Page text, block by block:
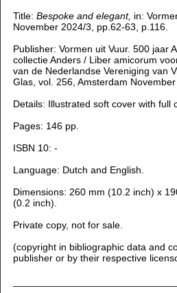
Title: Bespoke and elegant, in:
November 2024/3, pp.62-63, p.116.
Publisher: Vormen uit Vuur. 500 jaar
collectie Anders / Liber amicorum
van de Nederlandse Vereniging van
Glas, vol. 256, Amsterdam November
Details: Illustrated soft cover with full
Pages: 146 pp.
ISBN 10: -
Language: Dutch and English.
Dimensions: 260 mm (10.2 inch) x
(0.2 inch).
Private copy, not for sale.
(copyright in bibliographic data and
publisher or by their respective